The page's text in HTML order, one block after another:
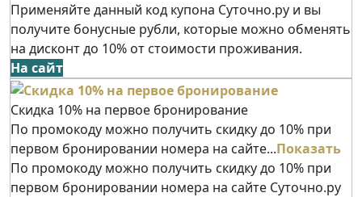
Применяйте данный код купона Суточно.ру и вы
получите бонусные рубли, которые можно обменять
на дисконт до 10% от стоимости проживания.
На сайт
Скидка 10% на первое бронирование
По промокоду можно получить скидку до 10% при
первом бронировании номера на сайте...Показать
По промокоду можно получить скидку до 10% при
первом бронировании номера на сайте Суточно.ру